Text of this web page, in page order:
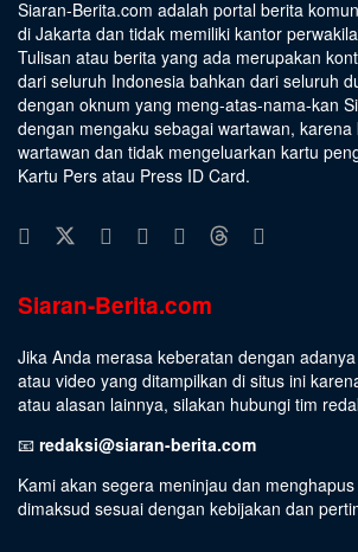
Siaran-Berita.com adalah portal berita
di Jakarta dan tidak memiliki kantor
Tulisan atau berita yang ada merupakan
dari seluruh Indonesia bahkan dari seluruh
dengan oknum yang meng-atas-nama-kan
dengan mengaku sebagai wartawan,
wartawan dan tidak mengeluarkan kartu
Kartu Pers atau Press ID Card.
Siaran-Berita.com
Jika Anda merasa keberatan dengan
atau video yang ditampilkan di situs ini
atau alasan lainnya, silakan hubungi tim
📧 redaksi@siaran-berita.com
Kami akan segera meninjau dan
dimaksud sesuai dengan kebijakan dan